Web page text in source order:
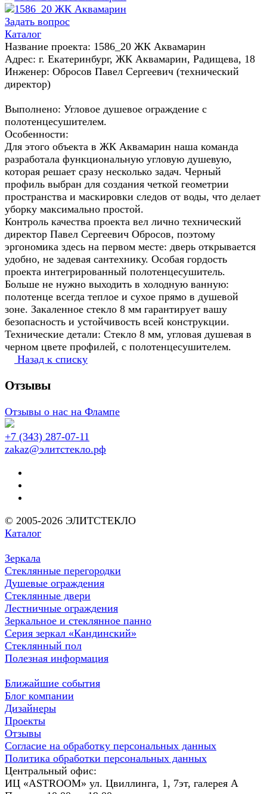
Задать вопрос
Каталог
Название проекта: 1586_20 ЖК Аквамарин
Адрес: г. Екатеринбург, ЖК Аквамарин, Радищева, 18
Инженер: Обросов Павел Сергеевич (технический
директор)
Выполнено: Угловое душевое ограждение с
полотенцесушителем.
Особенности:
Для этого объекта в ЖК Аквамарин наша команда
разработала функциональную угловую душевую,
которая решает сразу несколько задач. Черный
профиль выбран для создания четкой геометрии
пространства и маскировки следов от воды, что делает
уборку максимально простой.
Контроль качества проекта вел лично технический
директор Павел Сергеевич Обросов, поэтому
эргономика здесь на первом месте: дверь открывается
удобно, не задевая сантехнику. Особая гордость
проекта интегрированный полотенцесушитель.
Больше не нужно выходить в холодную ванную:
полотенце всегда теплое и сухое прямо в душевой
зоне. Закаленное стекло 8 мм гарантирует вашу
безопасность и устойчивость всей конструкции.
Технические детали: Стекло 8 мм, угловая душевая в
черном цвете профилей, с полотенцесушителем.
Назад к списку
Отзывы
Отзывы о нас на Флампе
+7 (343) 287-07-11
zakaz@элитстекло.рф
© 2005-2026 ЭЛИТСТЕКЛО
Каталог
Зеркала
Стеклянные перегородки
Душевые ограждения
Стеклянные двери
Лестничные ограждения
Зеркальное и стеклянное панно
Серия зеркал «Кандинский»
Стеклянный пол
Полезная информация
Ближайшие события
Блог компании
Дизайнеры
Проекты
Отзывы
Согласие на обработку персональных данных
Политика обработки персональных данных
Центральный офис:
ИЦ «ASTROOM» ул. Цвиллинга, 1, 7эт, галерея А